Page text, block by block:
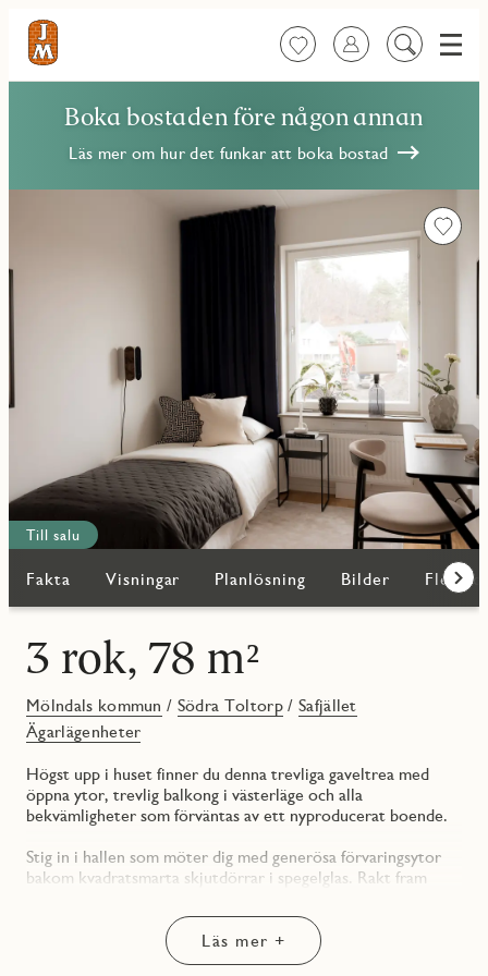
FavoriterLogga in
Sök
Meny
Boka bostaden före någon annan
Läs mer om hur det funkar att boka bostad
Till salu
Fakta Visningar Planlösning Bilder Fler
3 rok, 78 m²
Mölndals kommun / Södra Toltorp/ Safjället
Ägarlägenheter
Högst upp i huset finner du denna trevliga gaveltrea med
öppna ytor, trevlig balkong i västerläge och alla
bekvämligheter som förväntas av ett nyproducerat boende.
Stig in i hallen som möter dig med generösa förvaringsytor
bakom kvadratsmarta skjutdörrar i spegelglas. Rakt fram
skjutdörrsgarderob längs ena väggen och gott om plats för
sängmöbel och nattduksbord. Vägg i vägg ligger även det
andra sovrummet som nås via den passage som leder fram till
Läs mer +